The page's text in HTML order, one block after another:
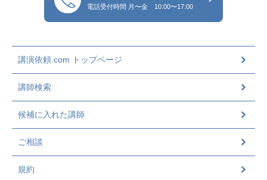
電話受付時間 月〜金 10:00〜17:00
講演依頼.com トップページ
講師検索
候補に入れた講師
ご相談
規約